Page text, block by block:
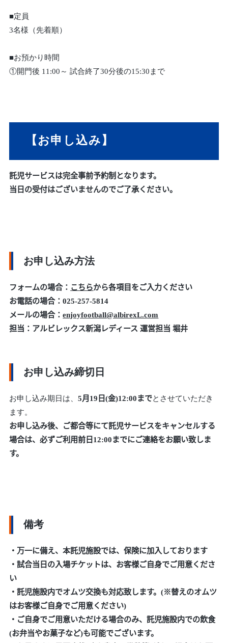
■定員
3名様（先着順）
■お預かり時間
①開門後 11:00～ 試合終了30分後の15:30まで
【お申し込み】
託児サービスは完全事前予約制となります。
当日の受付はございませんのでご了承ください。
お申し込み方法
フォームの場合： こちらから各項目をご入力ください
お電話の場合：025-257-5814
メールの場合：enjoyfootball@albirexL.com
担当：アルビレックス新潟レディース 運営担当 堀井
お申し込み締切日
お申し込み期日は、5月19日(金)12:00までとさせていただき
ます。
お申し込み後、ご都合等にて託児サービスをキャンセルする
場合は、必ずご利用前日12:00までにご連絡をお願い致しま
す。
備考
・万一に備え、本託児施設では、保険に加入しております
・試合当日の入場チケットは、お客様ご自身でご用意くださ
い
・託児施設内でオムツ交換も対応致します。(※替えのオムツ
はお客様ご自身でご用意ください)
・ご自身でご用意いただける場合のみ、託児施設内での飲食
(お弁当やお菓子など)も可能でございます。